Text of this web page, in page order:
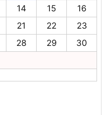
14 15
16
21 22
23
28 29
30